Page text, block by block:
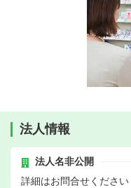
法人情報
法人名非公開
詳細はお問合せください